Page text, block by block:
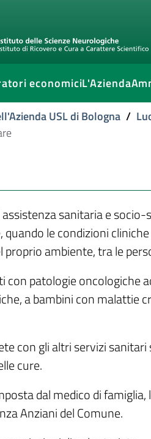
economiciL'Azienda
USL di Bologna /
assistenza sanitaria e
le condizioni
ambiente, tra le
con patologie oncologiche
a bambini con malattie
con gli altri servizi
cure.
dal medico di famiglia,
Anziani del Comune.